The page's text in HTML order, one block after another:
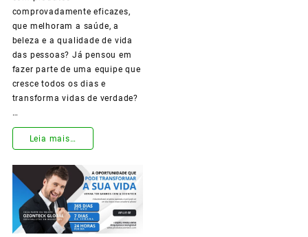
la
comprovadamente eficazes,
que melhoram a saúde, a
beleza e a qualidade de vida
das pessoas? Já pensou em
fazer parte de uma equipe que
cresce todos os dias e
transforma vidas de verdade?
…
Torne-
Representante
Oficial
Leia mais…